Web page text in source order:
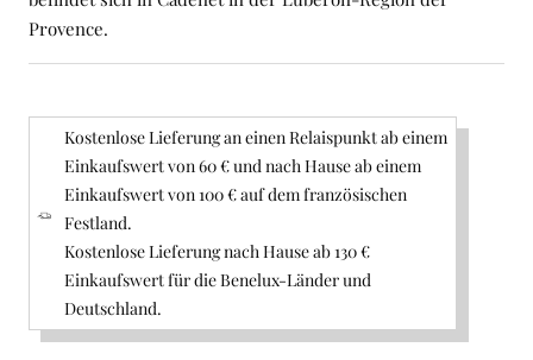
Provence.
Kostenlose Lieferung an einen Relaispunkt ab einem
Einkaufswert von 60 € und nach Hause ab einem
Einkaufswert von 100 € auf dem französischen
Festland.
Kostenlose Lieferung nach Hause ab 130 €
Einkaufswert für die Benelux-Länder und
Deutschland.